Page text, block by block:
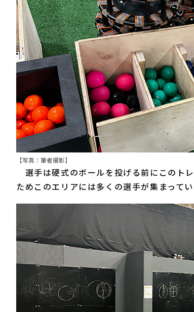
【写真：筆者撮影】
選手は硬式のボールを投げる前にこのト
ためこのエリアには多くの選手が集まってい